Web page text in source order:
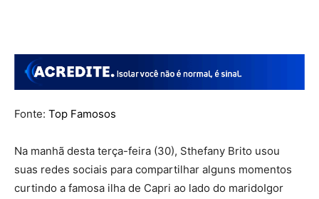
Fonte: Top Famosos
Na manhã desta terça-feira (30), Sthefany Brito usou
suas redes sociais para compartilhar alguns momentos
curtindo a famosa ilha de Capri ao lado do maridoIgor